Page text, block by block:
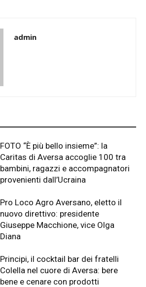
admin
FOTO “È più bello insieme”: la
Caritas di Aversa accoglie 100 tra
bambini, ragazzi e accompagnatori
provenienti dall’Ucraina
Pro Loco Agro Aversano, eletto il
nuovo direttivo: presidente
Giuseppe Macchione, vice Olga
Diana
Principi, il cocktail bar dei fratelli
Colella nel cuore di Aversa: bere
bene e cenare con prodotti